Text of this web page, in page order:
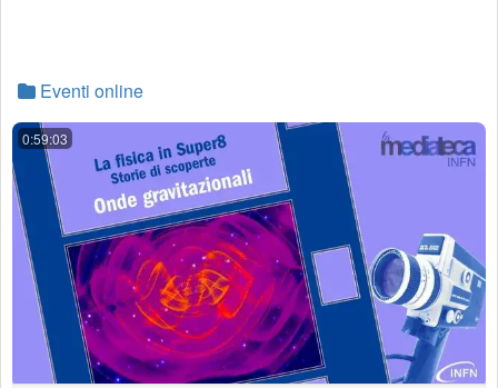
Eventi online
0:59:03